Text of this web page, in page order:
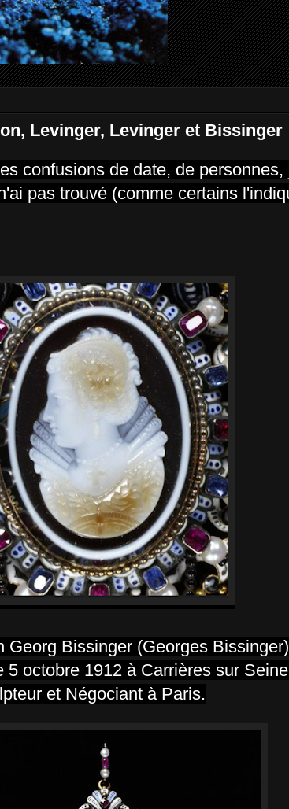
Levinger, Levinger et Bissinger
confusions de date, de
pas trouvé (comme certains
Bissinger (Georges
octobre 1912 à Carrières sur
et Négociant à Paris.